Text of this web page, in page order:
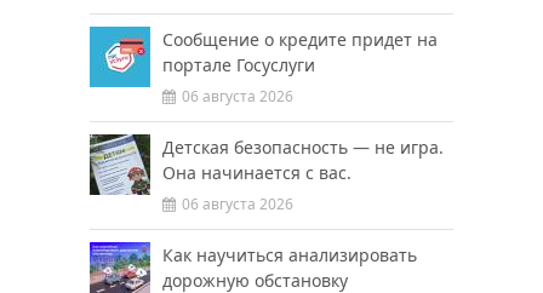
Сообщение о кредите придет на
портале Госуслуги
06 августа 2026
Детская безопасность — не игра.
Она начинается с вас.
06 августа 2026
Как научиться анализировать
дорожную обстановку